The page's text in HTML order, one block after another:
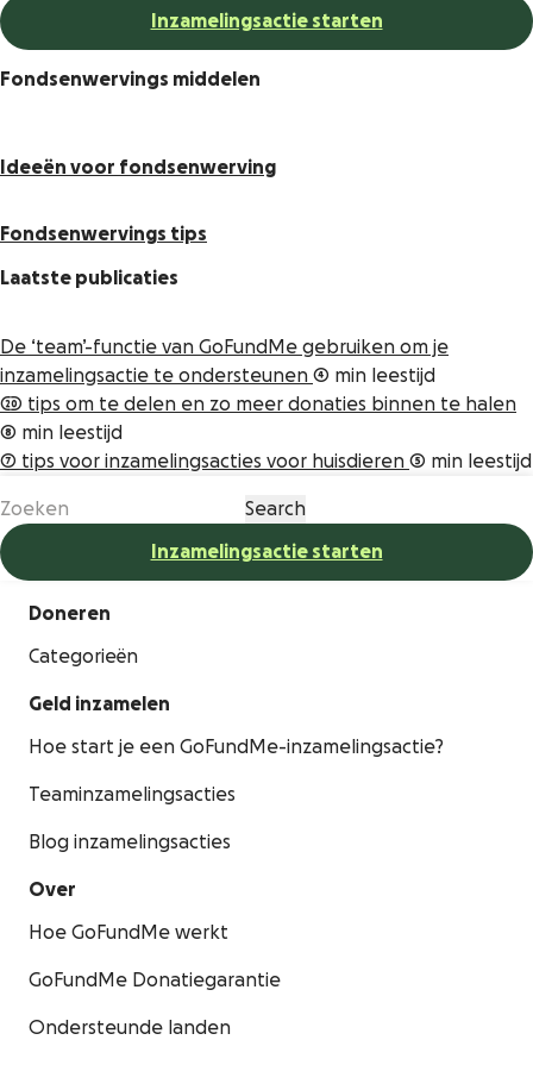
Inzamelingsactie starten
Fondsenwervings middelen
Ideeën voor fondsenwerving
Fondsenwervings tips
Laatste publicaties
De ‘team’-functie van GoFundMe gebruiken om je
inzamelingsactie te ondersteunen 4 min leestijd
20 tips om te delen en zo meer donaties binnen te halen
8 min leestijd
7 tips voor inzamelingsacties voor huisdieren 5 min leestijd
Inzamelingsactie starten
Doneren
Categorieën
Geld inzamelen
Hoe start je een GoFundMe-inzamelingsactie?
Teaminzamelingsacties
Blog inzamelingsacties
Over
Hoe GoFundMe werkt
GoFundMe Donatiegarantie
Ondersteunde landen